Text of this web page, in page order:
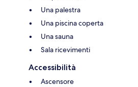
Una palestra
Una piscina coperta
Una sauna
Sala ricevimenti
Accessibilità
Ascensore